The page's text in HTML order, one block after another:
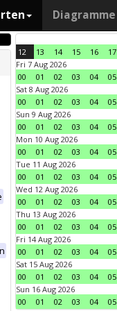
Diagramme
12 13 14 15 16 17
Fri 7 Aug 2026
00
01 02 03 04 05
Sat 8 Aug 2026
00
01 02 03 04 05
Sun 9 Aug 2026
00
01 02 03 04 05
Mon 10 Aug 2026
00
01 02 03 04 05
Tue 11 Aug 2026
00
01 02 03 04 05
Wed 12 Aug 2026
00
01 02 03 04 05
Thu 13 Aug 2026
00
01 02 03 04 05
Fri 14 Aug 2026
00
01 02 03 04 05
Sat 15 Aug 2026
00
01 02 03 04 05
Sun 16 Aug 2026
00
01 02 03 04 05